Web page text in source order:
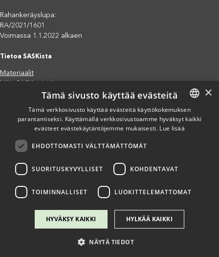
Rahankeräyslupa:
RA/2021/1601
Voimassa 1.1.2022 alkaen
Tietoa SASKista
Materiaalit
Jäsenjärjestöt
Saavutettavuusseloste
Tietosuojaseloste
Eettiset periaatteet (pdf)
Lahjoita
Osallistu
Liity kannatusjäseneksi
Ilmoita väärinkäytösepäilystä
Copyright @ SASK 2024
FINNISH
×
Tämä sivusto käyttää evästeitä
Tämä verkkosivusto käyttää evästeitä käyttökokemuksen
parantamiseksi. Käyttämällä verkkosivustoamme hyväksyt kaikki
evästeet evästekäytäntöjemme mukaisesti. Lue lisää
EHDOTTOMASTI VÄLTTÄMÄTTÖMÄT
SUORITUSKYVYLLISET KOHDENTAVAT
TOIMINNALLISET LUOKITTELEMATTOMAT
HYVÄKSY KAIKKI HYLKÄÄ KAIKKI
NÄYTÄ TIEDOT